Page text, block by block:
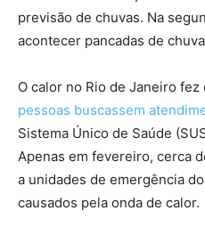
previsão de chuvas. Na
acontecer pancadas de
O calor no Rio de Janeiro fez
pessoas buscassem
Sistema Único de Saúde
Apenas em fevereiro, cerca
a unidades de emergência
causados pela onda de calor.